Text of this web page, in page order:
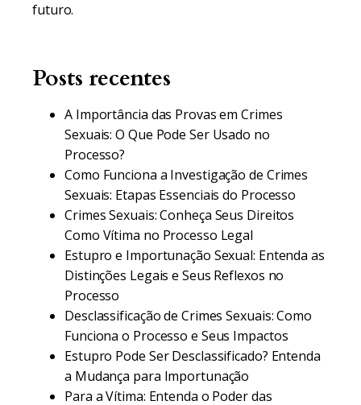
futuro.
Posts recentes
A Importância das Provas em Crimes
Sexuais: O Que Pode Ser Usado no
Processo?
Como Funciona a Investigação de Crimes
Sexuais: Etapas Essenciais do Processo
Crimes Sexuais: Conheça Seus Direitos
Como Vítima no Processo Legal
Estupro e Importunação Sexual: Entenda as
Distinções Legais e Seus Reflexos no
Processo
Desclassificação de Crimes Sexuais: Como
Funciona o Processo e Seus Impactos
Estupro Pode Ser Desclassificado? Entenda
a Mudança para Importunação
Para a Vítima: Entenda o Poder das